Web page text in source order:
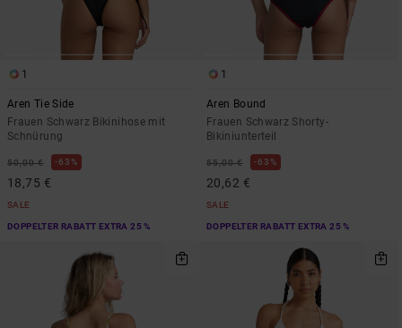
1
Aren Tie Side
Frauen Schwarz Bikinihose mit
Schnürung
50,00 € 63%
18,75 €
SALE
DOPPELTER RABATT EXTRA 25 %
1
Aren Bound
Frauen Schwarz Shorty-
Bikiniunterteil
55,00 € 63%
20,62 €
SALE
DOPPELTER RABATT EXTRA 25 %